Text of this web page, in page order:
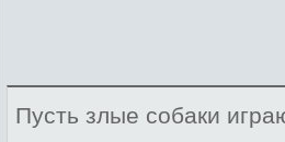
Пусть злые собаки